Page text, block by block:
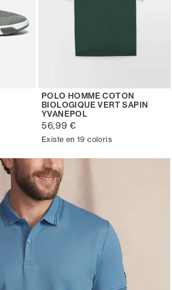
POLO HOMME COTON
BIOLOGIQUE VERT SAPIN
YVANEPOL
56,99 €
Existe en 19 coloris